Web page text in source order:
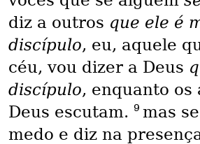
diz a outros que ele é
discípulo, eu, aquele
céu, vou dizer a Deus
discípulo, enquanto os
Deus escutam. 9 mas
medo e diz na